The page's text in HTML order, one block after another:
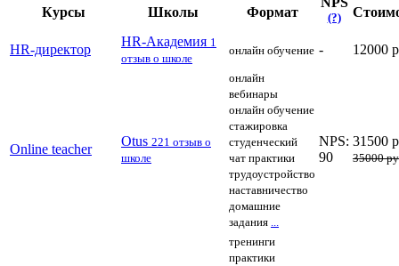
Курсы Школы Формат (?)
HR-директор
HR-Академия 1
отзыв о школе
онлайн обучение - 12000
Online teacher
Otus 221 отзыв о
школе
онлайн
вебинары
онлайн обучение
стажировка
студенческий
чат практики
трудоустройство
наставничество
домашние
задания ...
NPS:
90
31500
35000
тренинги
практики